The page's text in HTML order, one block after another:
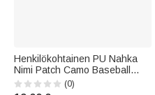
Henkilökohtainen PU Nahka
Nimi Patch Camo Baseball
Cap Päivittäinen käyttö
Syntymäpäivä Isänpäivä lahja
(0)